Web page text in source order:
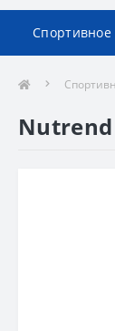
Nutrend